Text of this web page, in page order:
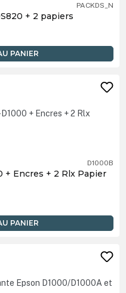
PACKDS_N
+ 2 papiers
PANIER
D1000B
+ Encres + 2 Rlx Papier
PANIER